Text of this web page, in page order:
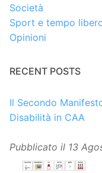
Società
Sport e tempo
Opinioni
RECENT POSTS
Il Secondo
Disabilità in CAA
Pubblicato il 13